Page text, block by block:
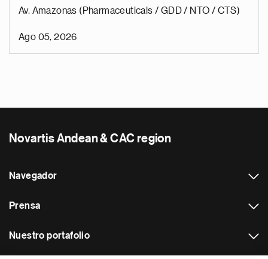
Av. Amazonas (Pharmaceuticals / GDD / NTO / CTS)
Ago 05, 2026
Novartis Andean & CAC region
Navegador
Prensa
Nuestro portafolio